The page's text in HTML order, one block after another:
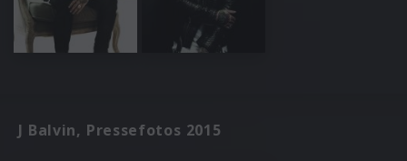
J Balvin, Pressefotos 2015